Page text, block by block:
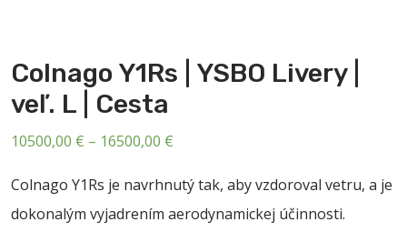
KONTAKT
Colnago Y1Rs | YSBO Livery |
veľ. L | Cesta
10500,00 € – 16500,00 €
10500,00 €
through
Colnago Y1Rs je navrhnutý tak, aby vzdoroval vetru, a je
dokonalým vyjadrením aerodynamickej účinnosti.